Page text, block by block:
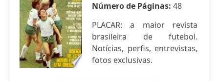
Número de Páginas: 48
PLACAR: a maior revista
brasileira de futebol.
Notícias, perfis, entrevistas,
fotos exclusivas.